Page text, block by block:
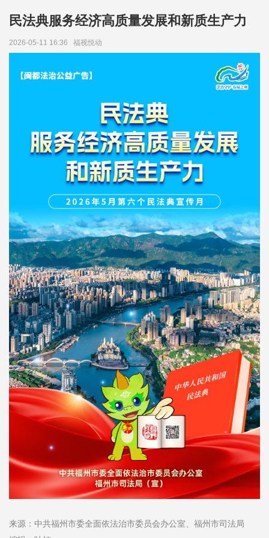
民法典服务经济高质量发展和新质生产力
2026-05-11 16:36 福视悦动
来源：中共福州市委全面依法治市委员会办公室、福州市司法局